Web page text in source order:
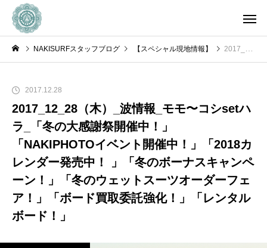
NAKISURFスタッフブログ 【スペシャル現地情報】 2017_12_28（木）_波情報_モモ〜コシsetハラ_「冬の大感謝祭開催中！」「NAKIPHOTOイベント開催中！」「2018カレンダー発売中！ 」「冬のボーナスキャンペーン！」「冬のウェットスーツオーダーフェア！」「ボード買取委託強化！」「レンタルボード！」
2017.12.28
2017_12_28（木）_波情報_モモ〜コシsetハ
ラ_「冬の大感謝祭開催中！」
「NAKIPHOTOイベント開催中！」「2018カ
レンダー発売中！ 」「冬のボーナスキャンペ
ーン！」「冬のウェットスーツオーダーフェ
ア！」「ボード買取委託強化！」「レンタル
ボード！」